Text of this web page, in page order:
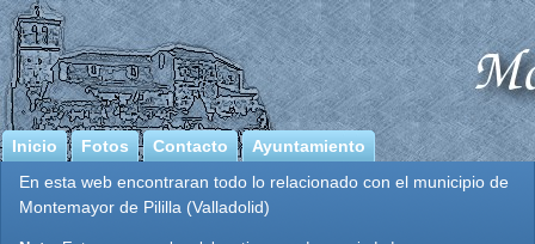
Inicio Fotos Contacto
Ayuntamiento
En esta web encontraran todo lo relacionado con el municipio de
Montemayor de Pililla (Valladolid)